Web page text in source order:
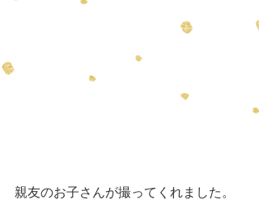
親友のお子さんが撮ってくれました。